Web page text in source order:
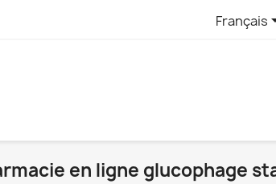
Français
en ligne glucophage